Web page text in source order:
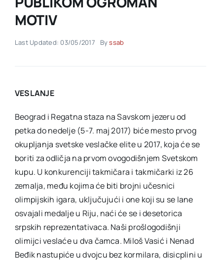
Akti SSAB
MOTIV
Last Updated: 03/05/2017 Byssab
VESLANJE
Beograd i Regatna staza na Savskom jezeru od
petka do nedelje (5-7. maj 2017) biće mesto prvog
okupljanja svetske veslačke elite u 2017, koja će se
boriti za odličja na prvom ovogodišnjem Svetskom
kupu. U konkurenciji takmičara i takmičarki iz 26
zemalja, među kojima će biti brojni učesnici
olimpijskih igara, uključujući i one koji su se lane
osvajali medalje u Riju, naći će se i desetorica
srpskih reprezentativaca. Naši prošlogodišnji
olimijci veslaće u dva čamca. Miloš Vasić i Nenad
Beđik nastupiće u dvojcu bez kormilara, disicplini u